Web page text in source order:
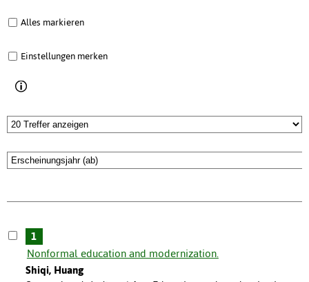
Alles markieren
Einstellungen merken
1
Nonformal education and modernization.
Shiqi, Huang